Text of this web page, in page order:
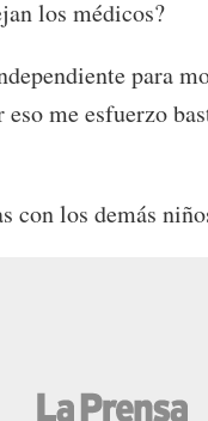
los médicos?
para
me esfuerzo
con los demás